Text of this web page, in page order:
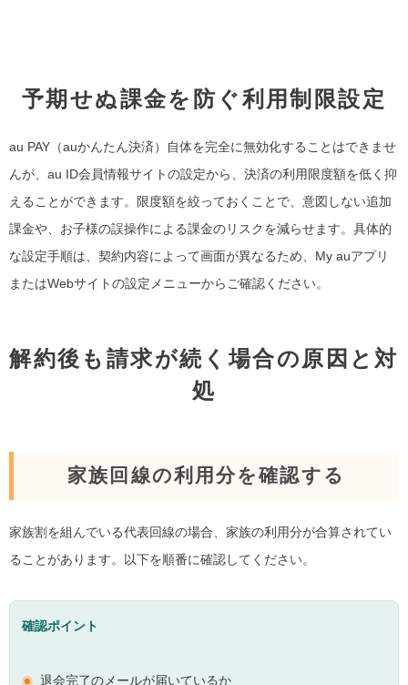
予期せぬ課金を防ぐ利用制限設定
au PAY（auかんたん決済）自体を完全に無効化することはできませ
んが、au ID会員情報サイトの設定から、決済の利用限度額を低く抑
えることができます。限度額を絞っておくことで、意図しない追加
課金や、お子様の誤操作による課金のリスクを減らせます。具体的
な設定手順は、契約内容によって画面が異なるため、My auアプリ
またはWebサイトの設定メニューからご確認ください。
解約後も請求が続く場合の原因と対
処
家族回線の利用分を確認する
家族割を組んでいる代表回線の場合、家族の利用分が合算されてい
ることがあります。以下を順番に確認してください。
確認ポイント
退会完了のメールが届いているか